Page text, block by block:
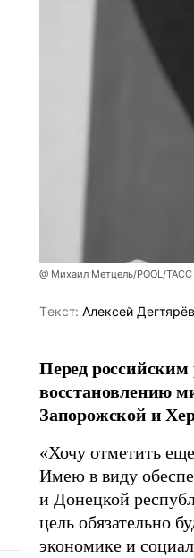
@ Михаил Метцель/POOL/ТАСС
Tекст: Алексей Дегтярёв
Перед российским
восстановлению
Запорожской и
«Хочу отметить
Имею в виду
и Донецкой
цель обязательно
экономике и